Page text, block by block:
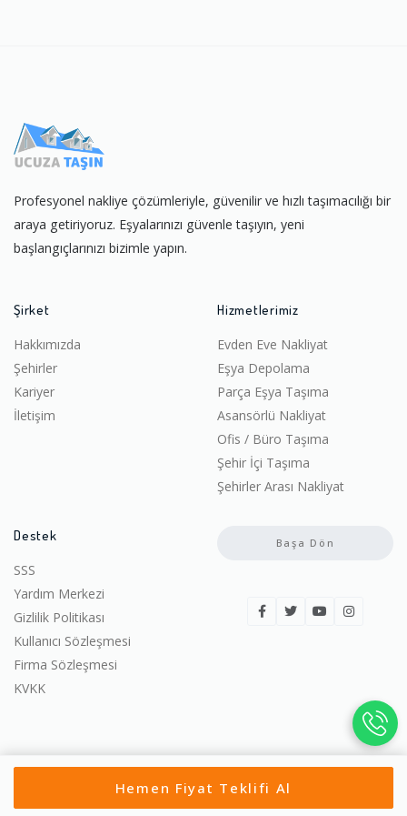
Hemen Fiyat Teklifi Al
Profesyonel nakliye çözümleriyle, güvenilir ve hızlı taşımacılığı bir
araya getiriyoruz. Eşyalarınızı güvenle taşıyın, yeni
başlangıçlarınızı bizimle yapın.
Şirket
Hakkımızda
Şehirler
Kariyer
İletişim
Hizmetlerimiz
Evden Eve Nakliyat
Eşya Depolama
Parça Eşya Taşıma
Asansörlü Nakliyat
Ofis / Büro Taşıma
Şehir İçi Taşıma
Şehirler Arası Nakliyat
Destek
SSS
Yardım Merkezi
Gizlilik Politikası
Kullanıcı Sözleşmesi
Firma Sözleşmesi
KVKK
Başa Dön
© 2022-2026 Ucuza Taşın. | Tüm hakları saklıdır.